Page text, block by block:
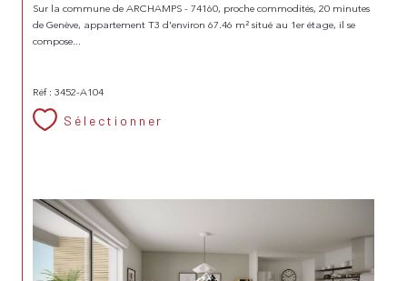
Sur la commune de ARCHAMPS - 74160, proche commodités, 20 minutes
de Genève, appartement T3 d'environ 67.46 m² situé au 1er étage, il se
compose...
Réf : 3452-A104
Sélectionner